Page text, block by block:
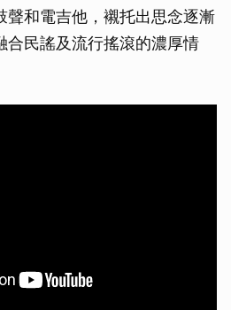
聲和電吉他，襯托出思念逐漸
合民謠及流行搖滾的濃厚情